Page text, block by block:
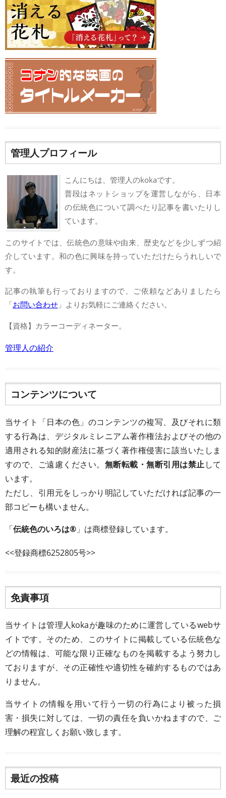
管理人プロフィール
こんにちは、管理人のkokaです。
普段はネットショップを運営しながら、日本
の伝統色について調べたり記事を書いたりし
ています。
このサイトでは、伝統色の意味や由来、歴史などを少しずつ紹
介しています。和の色に興味を持っていただけたらうれしいで
す。
記事の執筆も行っておりますので、ご依頼などありましたら
「お問い合わせ 」よりお気軽にご連絡ください。
【資格】カラーコーディネーター。
管理人の紹介
コンテンツについて
当サイト「日本の色」のコンテンツの複写、及びそれに類
する行為は、デジタルミレニアム著作権法およびその他の
適用される知的財産法に基づく著作権侵害に該当いたしま
すので、ご遠慮ください。 無断転載・無断引用は禁止して
います。
ただし、引用元をしっかり明記していただければ記事の一
部コピーも構いません。
「伝統色のいろは® 」は商標登録しています。
<<登録商標6252805号>>
免責事項
当サイトは管理人kokaが趣味のために運営しているwebサ
イトです。そのため、このサイトに掲載している伝統色な
どの情報は、可能な限り正確なものを掲載するよう努力し
ておりますが、その正確性や適切性を確約するものではあ
りません。
当サイトの情報を用いて行う一切の行為により被った損
害・損失に対しては、一切の責任を負いかねますので、ご
理解の程宜しくお願い致します。
最近の投稿